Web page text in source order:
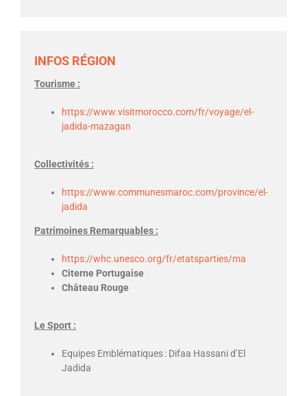
INFOS RÉGION
Tourisme :
https://www.visitmorocco.com/fr/voyage/el-
jadida-mazagan
Collectivités :
https://www.communesmaroc.com/province/el-
jadida
Patrimoines Remarquables :
https://whc.unesco.org/fr/etatsparties/ma
Citerne Portugaise
Château Rouge
Le Sport :
Equipes Emblématiques: Difaa Hassani d’El
Jadida